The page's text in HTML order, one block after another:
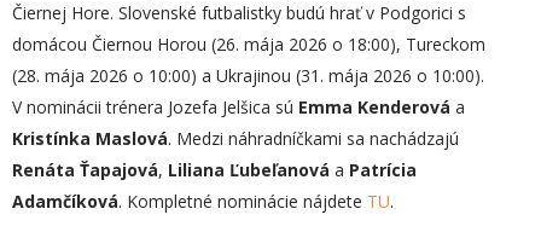
Čiernej Hore. Slovenské futbalistky budú hrať v Podgorici s
domácou Čiernou Horou (26. mája 2026 o 18:00), Tureckom
(28. mája 2026 o 10:00) a Ukrajinou (31. mája 2026 o 10:00).
V nominácii trénera Jozefa Jelšica sú Emma Kenderová a
Kristínka Maslová. Medzi náhradníčkami sa nachádzajú
Renáta Ťapajová, Liliana Ľubeľanová a Patrícia
Adamčíková. Kompletné nominácie nájdete TU.